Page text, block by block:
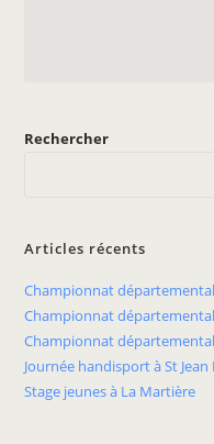
Rechercher
Articles récents
Championnat
Championnat
Championnat
Journée handisport à St Jean
Stage jeunes à La Martière